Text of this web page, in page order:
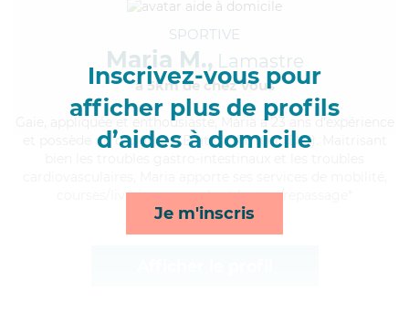
Inscrivez-vous pour
afficher plus de profils
d’aides à domicile
Je m'inscris
SPORTIVE
Maria M., Lamastre
à 5km de chez Vous
, appliquée et enthousiaste, Maria a 23 ans d'expérience
et possède un diplôme d'Etat d'infirmier (DEI). Maitrisant
courses/livraison, rappels et lessive/repassage*